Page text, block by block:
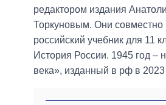
редактором издания
Торкуновым. Они совместно
российский учебник для 11
История России. 1945 год –
века», изданный в рф в 2023